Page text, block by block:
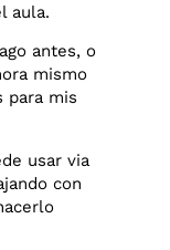
aula.
antes, o
mismo
para mis
usar via
con